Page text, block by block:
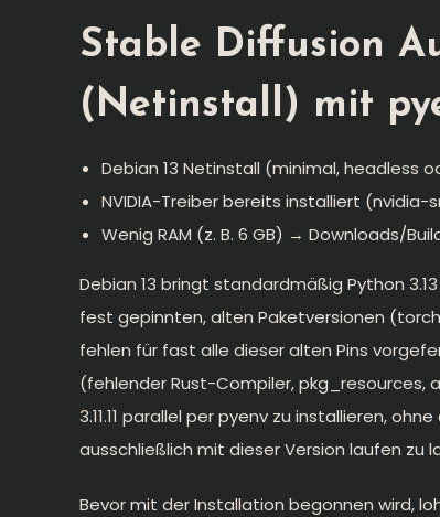
Stable Diffusion
(Netinstall) mit
Debian 13 Netinstall (minimal, headless
NVIDIA-Treiber bereits installiert (nvidia-
Wenig RAM (z. B. 6 GB) → Downloads/
Debian 13 bringt standardmäßig Python
fest gepinnten, alten Paketversionen
fehlen für fast alle dieser alten Pins
(fehlender Rust-Compiler, pkg_resources,
3.11.11 parallel per pyenv zu installieren,
ausschließlich mit dieser Version laufen zu
Bevor mit der Installation begonnen wird,